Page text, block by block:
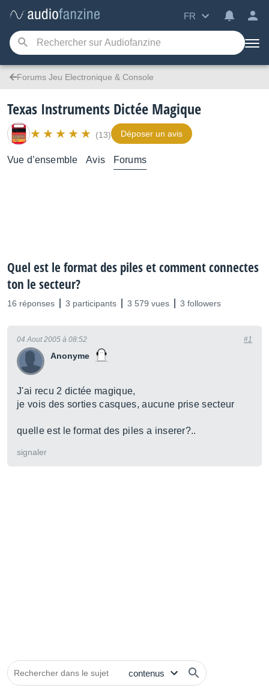
FR
Forums Jeu Electronique & Console
Texas Instruments Dictée Magique
(13) Déposer un avis
Vue d’ensemble Avis Forums
Quel est le format des piles et comment connectes
ton le secteur?
16 réponses 3 participants 3 579 vues 3 followers
Anonyme
04 Aout 2005 à 08:52 #1
J'ai recu 2 dictée magique,
je vois des sorties casques, aucune prise secteur
quelle est le format des piles a inserer?..
signaler